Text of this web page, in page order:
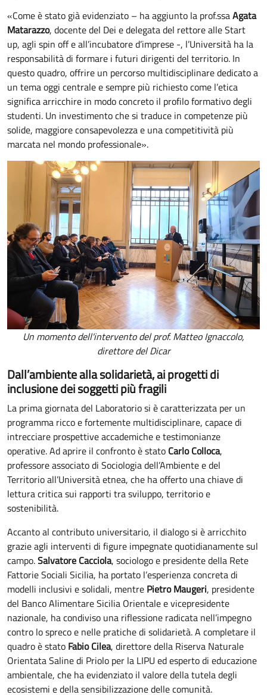
«Come è stato già evidenziato – ha aggiunto la prof.ssaAgata
Matarazzo, docente del Dei e delegata del rettore alle Start
up, agli spin off e all’incubatore d’imprese -, l’Università ha la
responsabilità di formare i futuri dirigenti del territorio. In
questo quadro, offrire un percorso multidisciplinare dedicato a
un tema oggi centrale e sempre più richiesto come l’etica
significa arricchire in modo concreto il profilo formativo degli
studenti. Un investimento che si traduce in competenze più
solide, maggiore consapevolezza e una competitività più
marcata nel mondo professionale».
Un momento dell'intervento del prof. Matteo Ignaccolo,
direttore del Dicar
Dall’ambiente alla solidarietà, ai progetti di
inclusione dei soggetti più fragili
La prima giornata del Laboratorio si è caratterizzata per un
programma ricco e fortemente multidisciplinare, capace di
intrecciare prospettive accademiche e testimonianze
operative. Ad aprire il confronto è stato Carlo Colloca,
professore associato di Sociologia dell’Ambiente e del
Territorio all’Università etnea, che ha offerto una chiave di
lettura critica sui rapporti tra sviluppo, territorio e
sostenibilità.
Accanto al contributo universitario, il dialogo si è arricchito
grazie agli interventi di figure impegnate quotidianamente sul
campo.Salvatore Cacciola, sociologo e presidente della Rete
Fattorie Sociali Sicilia, ha portato l’esperienza concreta di
modelli inclusivi e solidali, mentre Pietro Maugeri, presidente
del Banco Alimentare Sicilia Orientale e vicepresidente
nazionale, ha condiviso una riflessione radicata nell’impegno
contro lo spreco e nelle pratiche di solidarietà. A completare il
quadro è stato Fabio Cilea, direttore della Riserva Naturale
Orientata Saline di Priolo per la LIPU ed esperto di educazione
ambientale, che ha evidenziato il valore della tutela degli
ecosistemi e della sensibilizzazione delle comunità.